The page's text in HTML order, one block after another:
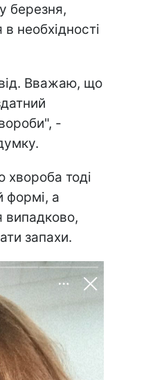
березня,
необхідності
Вважаю, що
-
тоді
формі, а
випадково,
запахи.